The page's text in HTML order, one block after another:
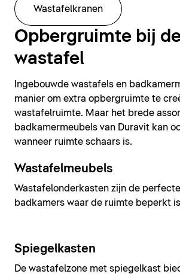
Wastafelkranen
Opbergruimte bij
wastafel
Ingebouwde wastafels en
manier om extra opbergruimte te
wastafelruimte. Maar het brede
badkamermeubels van Duravit kan
wanneer ruimte schaars is.
Wastafelmeubels
Wastafelonderkasten zijn de
badkamers waar de ruimte beperkt
Spiegelkasten
De wastafelzone met spiegelkast